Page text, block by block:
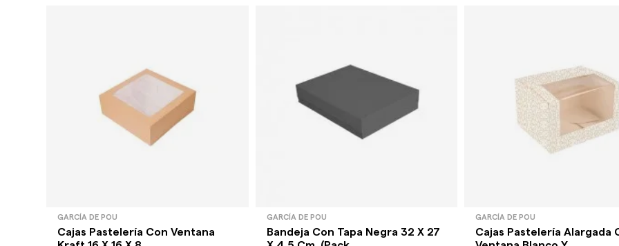
GARCÍA DE POU
Cajas Pastelería Con Ventana
GARCÍA DE POU
Bandeja Con Tapa Negra 32 X 27
GARCÍA DE POU
Cajas Pastelería Alargada